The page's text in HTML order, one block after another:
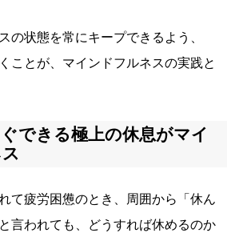
の状態を常にキープできるよう、
ことが、マインドフルネスの実践と
できる極上の休息がマイ
て疲労困憊のとき、周囲から「休ん
言われても、どうすれば休めるのか